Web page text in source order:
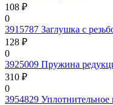
108 ₽
0
3915787 Заглушка с
128 ₽
0
3925009 Пружина
310 ₽
0
3954829 Уплотнительное